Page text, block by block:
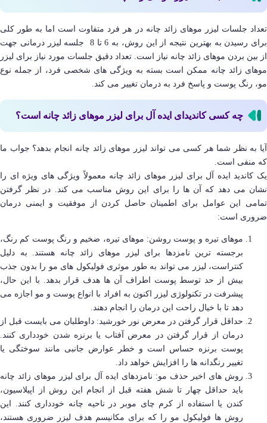
تعداد جلسات لیزر موهای زائد چانه در هر فرد متفاوت است اما به طور کلی
برای رسیدن به بهترین نتیجه از این روش، به 6 تا 8 جلسه لیزر درمانی جهت
از بین بردن موهای زائد چانه نیاز است. تعداد دقیق جلسات مورد نیاز برای لیزر
موهای زائد چانه ممکن است بسته به ویژگی های شخصی فرد، از جمله نوع
مو، رنگ پوست و پاسخ فرد به درمان تغییر می کند.
چه کسی کاندیدای ایده آل برای لیزر موهای زائد چانه است؟
آیا به نظر شما هر کسی می تواند لیزر موهای زائد چانه انجام بدهد؟ جواب ما
که منفی است.
یک کاندید ایده آل برای لیزر موهای زائد چانه معمولاً ویژگی های ویژه ای را
نشان می دهد که آن ها را برای این روش مناسب می کند. در نظر گرفتن
تمامی این عوامل برای اطمینان حاصل کردن از موفقیت و ایمنی درمان
ضروری است:
موهای تیره و پوست روشن: موهای تیره، ضخیم و رنگ پوست کم رنگ،
برجسته ترین نامزدها برای لیزر موهای زائد چانه هستند. به دلیل
کنتراست، لیزر می تواند به طور موثری فولیکول های مو را بدون جذب
بیش از حد توسط پوست اطراف آن ها هدف قرار بدهد. با این حال،
پیشرفت در تکنولوژی لیزر اکنون به افراد با انواع پوست و مو اجازه می
دهد تا با خیال راحت این درمان را انجام دهند.
حداقل قرار گرفتن در معرض نور خورشید: داوطلبان می بایست قبل از
درمان از قرار گرفتن در معرض آفتاب یا برنزه شدن خودداری کنند.
پوست برنزه حساس است و خطر عوارض جانبی مانند سوختگی یا
تغییر رنگدانه ها را افزایش خواهد داد.
روش ‌های اخیر حذف مو: نامزدهای ایده‌ آل برای لیزر موهای زائد چانه
باید حداقل چهار تا شش هفته قبل از انجام این روش از اپیلاسیون،
کندن یا استفاده از کرم‌ چای موبر در ناحیه چانه خودداری کنند. این
روش ها فولیکول مو را که برای مکانیسم هدف لیزر ضروری هستند،